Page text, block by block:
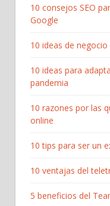
10 consejos SEO
Google
10 ideas de
10 ideas para
pandemia
10 razones por las
online
10 tips para ser un
10 ventajas del
5 beneficios del